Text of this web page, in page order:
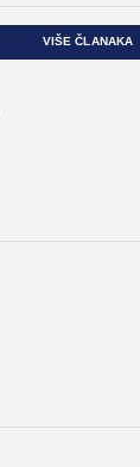
VIŠE ČLANAKA